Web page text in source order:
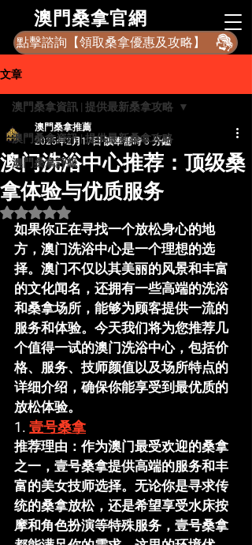
​澳門桑拿官網
點擊諮詢【領取桑拿優惠及攻略】
文章
澳門桑拿資訊 | 提供最新桑拿攻略
澳門桑拿評級
澳門桑拿資訊 | 提供最新桑拿攻略
澳门洗浴中心推荐：顶级桑
拿体验与优质服务
澳門桑拿推薦
2025年2月17日 讀畢需時 3 分鐘
評等為 NaN（最高為 5 顆星）。
如果你正在寻找一个放松身心的地
方， 澳门洗浴中心是一个理想的选
择。澳门不仅以其美丽的风景和丰富
的文化闻名，还拥有一些高端的洗浴
和桑拿场所，能够为顾客提供一流的
服务和体验。今天我们将为您推荐几
个值得一试的澳门洗浴中心，包括价
格、服务、技师颜值以及场所特点的
详细介绍，确保你能享受到最优质的
放松体验。
1. 壹号桑拿
推荐理由 ：作为澳门最受欢迎的桑拿
之一， 壹号桑拿提供高端的服务和丰
富的美女技师选择。无论你是寻求传
统的桑拿放松，还是希望享受水床按
摩和角色扮演等特殊服务， 壹号桑拿